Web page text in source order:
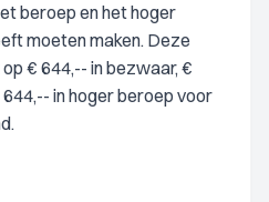
beroep en het hoger
moeten maken. Deze
€ 644,-- in bezwaar, €
in hoger beroep voor